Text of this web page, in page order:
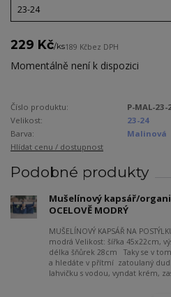
229 Kč/ks189 Kčbez DPH
Momentálně není k dispozici
Číslo produktu:
P-MAL-23-
Velikost:
23-24
Barva:
Malinová
Hlídat cenu / dostupnost
Podobné produkty
Mušelínový kapsář/
OCELOVĚ MODRÝ
MUŠELÍNOVÝ KAPSÁŘ NA
modrá Velikost: šířka 45x22cm,
délka šňůrek 28cm Taky se v
a hledáte v přítmí zatoulaný
lahvičku s vodou, vyndat krém,